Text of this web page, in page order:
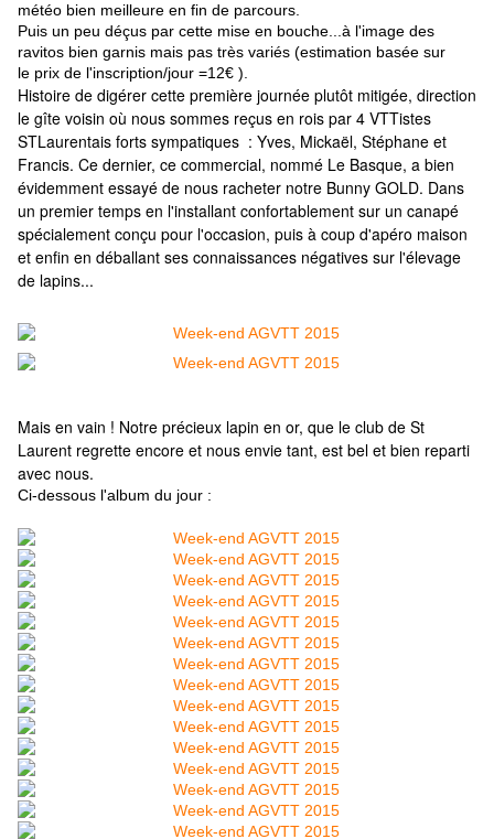
météo bien meilleure en fin de parcours.
Puis un peu déçus par cette mise en bouche...à l'image des
ravitos bien garnis mais pas très variés (estimation basée sur
le prix de l'inscription/jour =12€ ).
Histoire de digérer cette première journée plutôt mitigée, direction
le gîte voisin où nous sommes reçus en rois par 4 VTTistes
STLaurentais forts sympatiques : Yves, Mickaël, Stéphane et
Francis. Ce dernier, ce commercial, nommé Le Basque, a bien
évidemment essayé de nous racheter notre Bunny GOLD. Dans
un premier temps en l'installant confortablement sur un canapé
spécialement conçu pour l'occasion, puis à coup d'apéro maison
et enfin en déballant ses connaissances négatives sur l'élevage
de lapins...
Mais en vain ! Notre précieux lapin en or, que le club de St
Laurent regrette encore et nous envie tant, est bel et bien reparti
avec nous.
Ci-dessous l'album du jour :